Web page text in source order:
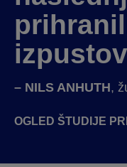
– NILS ANHUTH,
OGLED ŠTUDIJE